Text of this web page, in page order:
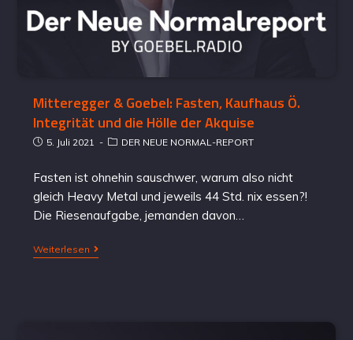
Mitteregger & Goebel: Fasten, Kaufhaus Ö.
Integrität und die Hölle der Akquise
5. Juli 2021 DER NEUE NORMAL-REPORT
Fasten ist ohnehin sauschwer, warum also nicht
gleich Heavy Metal und jeweils 44 Std. nix essen?!
Die Riesenaufgabe, jemanden davon…
Weiterlesen